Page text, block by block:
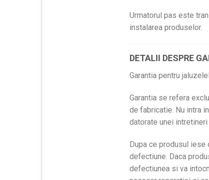
Urmatorul pas este
instalarea produselor.
DETALII DESPRE
Garantia pentru
Garantia se refera
de fabricatie. Nu intra
datorate unei
Dupa ce produsul
defectiune. Daca
defectiunea si va